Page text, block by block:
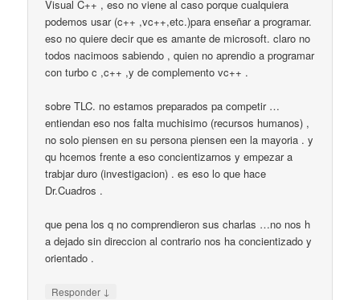
Visual C++ , eso no viene al caso porque cualquiera
podemos usar (c++ ,vc++,etc.)para enseñar a programar.
eso no quiere decir que es amante de microsoft. claro no
todos nacimoos sabiendo , quien no aprendio a programar
con turbo c ,c++ ,y de complemento vc++ .
sobre TLC. no estamos preparados pa competir …
entiendan eso nos falta muchisimo (recursos humanos) ,
no solo piensen en su persona piensen een la mayoria . y
qu hcemos frente a eso concientizarnos y empezar a
trabjar duro (investigacion) . es eso lo que hace
Dr.Cuadros .
que pena los q no comprendieron sus charlas …no nos h
a dejado sin direccion al contrario nos ha concientizado y
orientado .
Responder ↓